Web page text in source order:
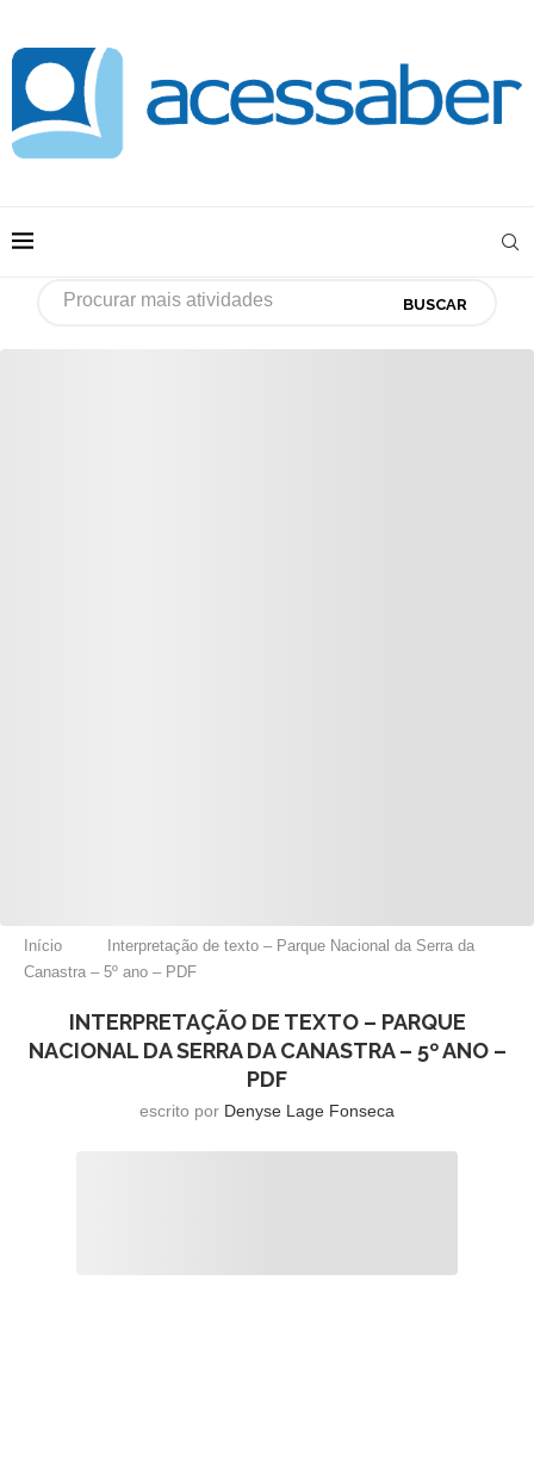
BUSCAR
Início
Interpretação de texto – Parque Nacional da Serra da
Canastra – 5º ano – PDF
INTERPRETAÇÃO DE TEXTO – PARQUE
NACIONAL DA SERRA DA CANASTRA – 5º ANO –
PDF
escrito por Denyse Lage Fonseca